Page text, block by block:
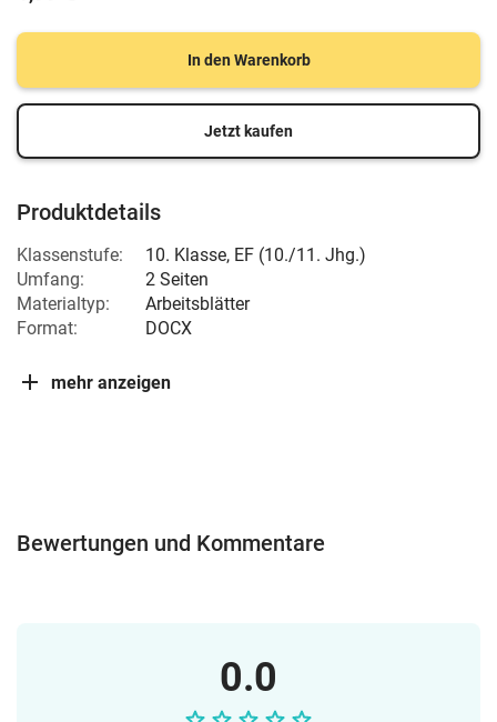
In den Warenkorb
Jetzt kaufen
Produktdetails
Klassenstufe: 10. Klasse, EF (10./11. Jhg.)
Umfang:
2 Seiten
Materialtyp:
Arbeitsblätter
Format:
DOCX
mehr anzeigen
Bewertungen und Kommentare
0.0